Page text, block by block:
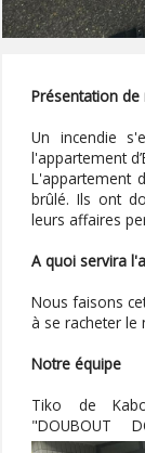
Présentation
Un incendie
l'appartement
L'appartement
brûlé. Ils ont
leurs affaires
A quoi servira
Nous faisons
à se racheter le
Notre équipe
Tiko de
"DOUBOUT